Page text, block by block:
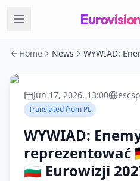
Home News
Jun 17, 2026, 13:00
Translated from PL
WYWIAD:
reprezentować
🇧🇬 Eurowizji